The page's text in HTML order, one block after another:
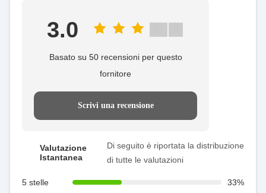
3.0
Basato su 50 recensioni per questo
fornitore
Scrivi una recensione
Valutazione
Istantanea
Di seguito è riportata la distribuzione
di tutte le valutazioni
5 stelle
33%